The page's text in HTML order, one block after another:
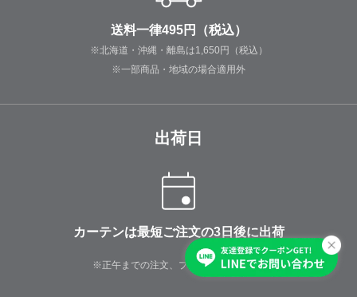
送料一律495円（税込）
※北海道・沖縄・離島は1,650円（税込）
※一部商品・地域の場合適用外
出荷日
カーテンは最短ご注文の3日後に出荷
※正午までの注文、プリーツなしの場合